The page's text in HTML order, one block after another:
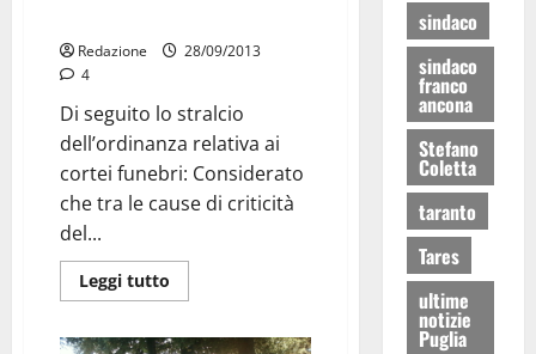
Redazione
28/09/2013
4
Di seguito lo stralcio
dell’ordinanza relativa ai
cortei funebri: Considerato
che tra le cause di criticità
del...
Leggi tutto
sindaco
sindaco
franco
ancona
Stefano
Coletta
taranto
Tares
ultime
notizie
Puglia